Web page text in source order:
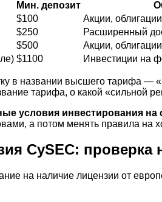
Мин. депозит
$100
Акции,
$250
Расширенный
$500
Акции,
$1100 Инвестиции на
в названии высшего тарифа —
тарифа, о какой «сильной
условия инвестирования
а потом менять правила на
CySEC: проверка
на наличие лицензии от